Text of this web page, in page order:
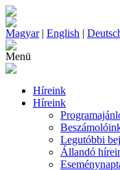
Magyar| English |
Menü
Híreink
Híreink
Legutóbbi
Állandó